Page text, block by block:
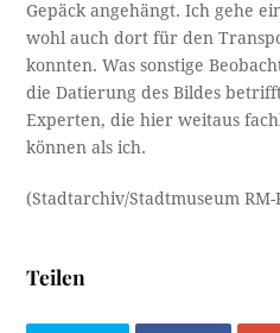
Gepäck angehängt. Ich gehe
wohl auch dort für den
konnten. Was sonstige
die Datierung des Bildes
Experten, die hier weitaus
können als ich.
(Stadtarchiv/Stadtmuseum RM-
Teilen